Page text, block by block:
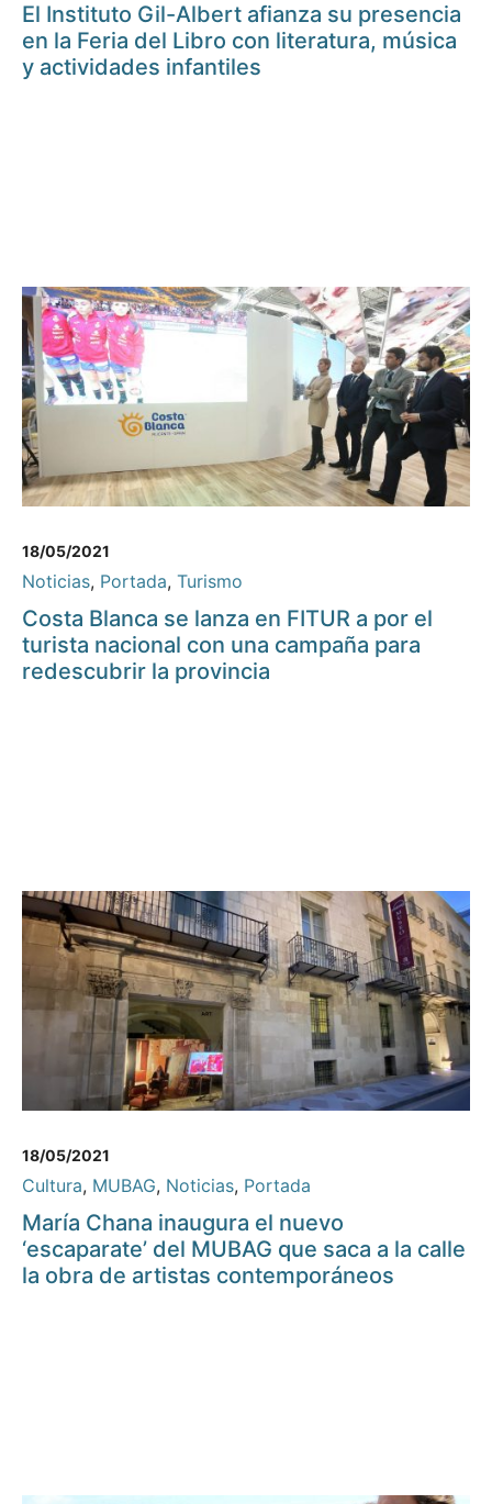
El Instituto Gil-Albert afianza su presencia
en la Feria del Libro con literatura, música
y actividades infantiles
18/05/2021
Noticias, Portada, Turismo
Costa Blanca se lanza en FITUR a por el
turista nacional con una campaña para
redescubrir la provincia
18/05/2021
Cultura, MUBAG, Noticias, Portada
María Chana inaugura el nuevo
‘escaparate’ del MUBAG que saca a la calle
la obra de artistas contemporáneos